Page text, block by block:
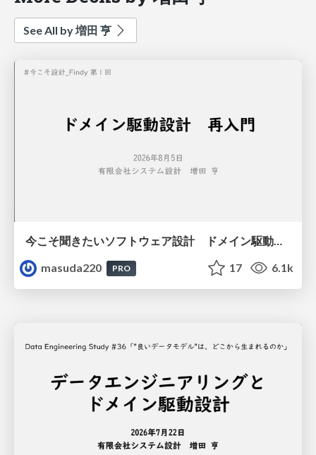
See All by 増田 亨
今こそ聞きたいソフトウェア設計 ドメイン駆動設計再入門
masuda220
PRO 17 6.1k